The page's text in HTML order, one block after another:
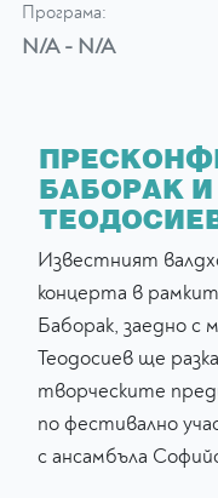
Програма:
N/A - N/A
БАБОРАК
Известният
концерта в
Баборак, заедно с
Теодосиев ще
творческите
по фестивално
с ансамбъла